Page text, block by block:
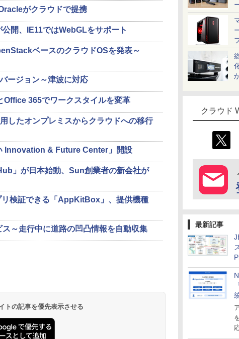
クラウド
最新記事
がクラウドで提携
開、IE11ではWebGLをサポート
ベースのクラウドOSを発表～
ージョン～津波に対応
365でワークスタイルを変革
したオンプレミスからクラウドへの移行
Innovation & Future Center」開設
」が日本始動、Sun創業者の新会社が
検証できる「AppKitBox」、提供機種
～走行中に道路の凹凸情報を自動収集
トの記事を優先表示させる